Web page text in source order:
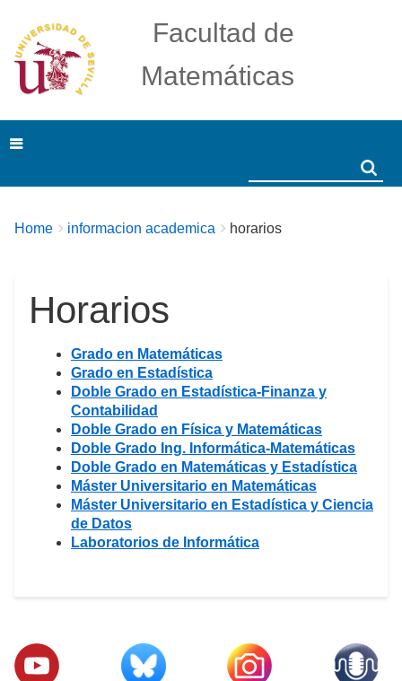
Facultad de
Matemáticas
Breadcrumbs
You
Home informacion academica horarios
Horarios
Grado en Matemáticas
Grado en Estadística
Doble Grado en Estadística-Finanza y
Contabilidad
Doble Grado en Física y Matemáticas
Doble Grado Ing. Informática-Matemáticas
Doble Grado en Matemáticas y Estadística
Máster Universitario en Matemáticas
Máster Universitario en Estadística y Ciencia
de Datos
Laboratorios de Informática